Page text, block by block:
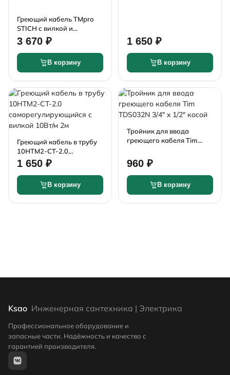
Греющий кабель TMpro
STICH с вилкой и
герметичным вводом в
трубу, 10 Вт/м, 7 м
3 670 ₽
В корзину
1 650 ₽
В корзину
Греющий кабель в трубу
10HTM2-CT-2.0
саморегулирующийся с
вилкой 10Вт/м 2м
1 650 ₽
В корзину
Тройник для ввода
греющего кабеля Tim
960 ₽
В корзину
Ksao Инженерная сантехника | Электрика
Профессиональное оборудование и
запасные части. Надёжность и качество с
гарантией производителя.